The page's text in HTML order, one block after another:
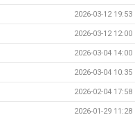
2026-03-12 19:53
2026-03-12 12:00
2026-03-04 14:00
2026-03-04 10:35
2026-02-04 17:58
2026-01-29 11:28